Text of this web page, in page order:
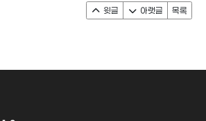
윗글 아랫글 목록